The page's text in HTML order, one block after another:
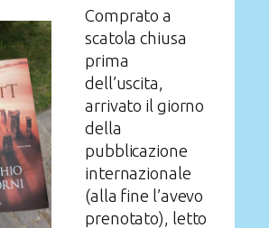
Comprato a
scatola chiusa
prima
dell’uscita,
arrivato il giorno
della
pubblicazione
internazionale
(alla fine l’avevo
prenotato), letto